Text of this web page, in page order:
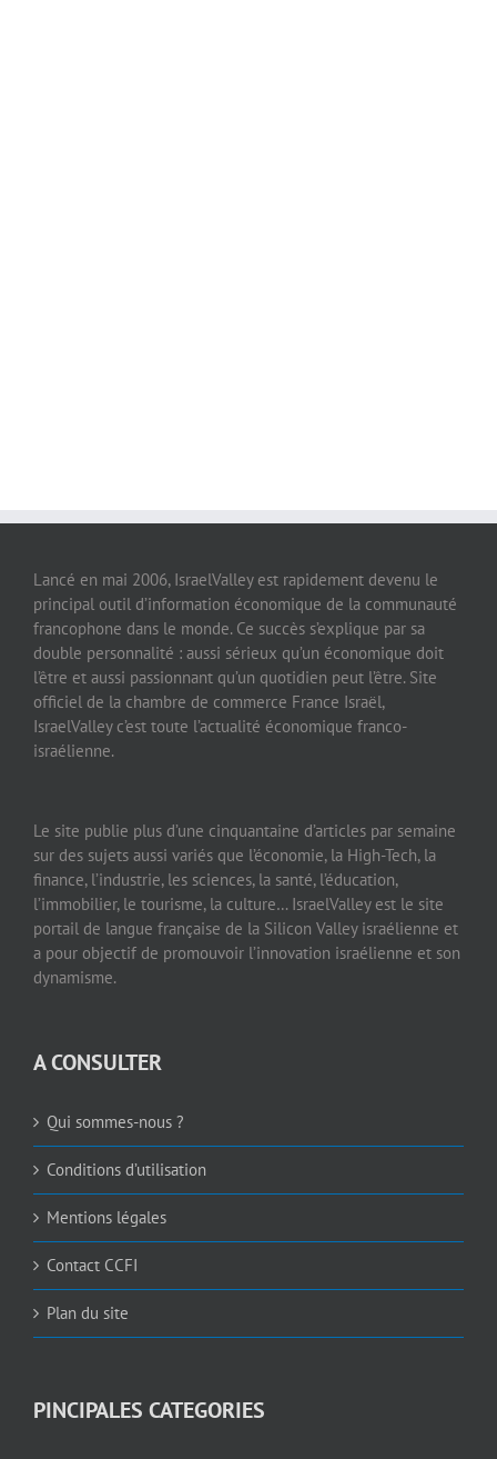
Lancé en mai 2006, IsraelValley est rapidement devenu le
principal outil d’information économique de la communauté
francophone dans le monde. Ce succès s’explique par sa
double personnalité : aussi sérieux qu’un économique doit
l’être et aussi passionnant qu’un quotidien peut l’être. Site
officiel de la chambre de commerce France Israël,
IsraelValley c’est toute l’actualité économique franco-
israélienne.
Le site publie plus d’une cinquantaine d’articles par semaine
sur des sujets aussi variés que l’économie, la High-Tech, la
finance, l’industrie, les sciences, la santé, l’éducation,
l’immobilier, le tourisme, la culture… IsraelValley est le site
portail de langue française de la Silicon Valley israélienne et
a pour objectif de promouvoir l’innovation israélienne et son
dynamisme.
A CONSULTER
Qui sommes-nous ?
Conditions d’utilisation
Mentions légales
Contact CCFI
Plan du site
PINCIPALES CATEGORIES